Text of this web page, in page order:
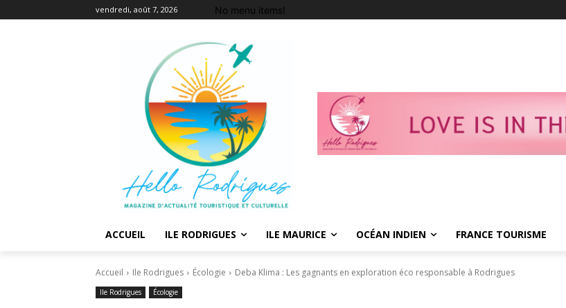
vendredi, août 7, 2026 No menu items!
ACCUEIL ILE RODRIGUES ILE MAURICE OCÉAN INDIEN FRANCE TOURISME
Accueil Ile Rodrigues Écologie Deba Klima : Les gagnants en exploration éco responsable à Rodrigues
Ile Rodrigues Écologie